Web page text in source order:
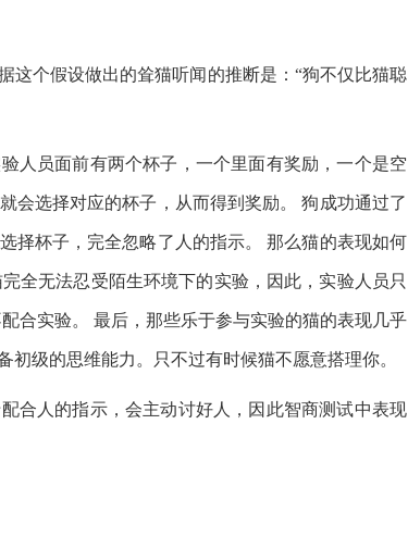
这个假设做出的耸猫听闻的推断是：“狗不仅比猫聪
人员面前有两个杯子，一个里面有奖励，一个是空
选择对应的杯子，从而得到奖励。 狗成功通过了
择杯子，完全忽略了人的指示。 那么猫的表现如何
全无法忍受陌生环境下的实验，因此，实验人员只
合实验。 最后，那些乐于参与实验的猫的表现几乎
级的思维能力。只不过有时候猫不愿意搭理你。
合人的指示，会主动讨好人，因此智商测试中表现